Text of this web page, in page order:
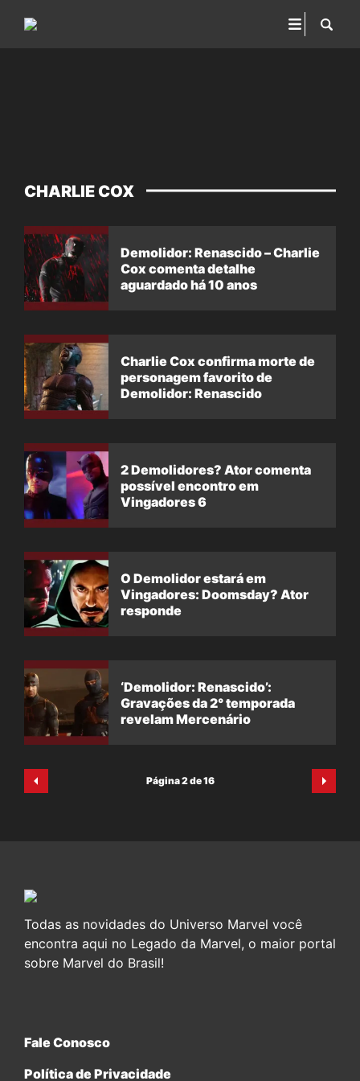
CHARLIE COX
Demolidor: Renascido – Charlie
Cox comenta detalhe
aguardado há 10 anos
Charlie Cox confirma morte de
personagem favorito de
Demolidor: Renascido
2 Demolidores? Ator comenta
possível encontro em
Vingadores 6
O Demolidor estará em
Vingadores: Doomsday? Ator
responde
‘Demolidor: Renascido’:
Gravações da 2° temporada
revelam Mercenário
Página 2 de 16
Todas as novidades do Universo Marvel você
encontra aqui no Legado da Marvel, o maior portal
sobre Marvel do Brasil!
Fale Conosco
Política de Privacidade